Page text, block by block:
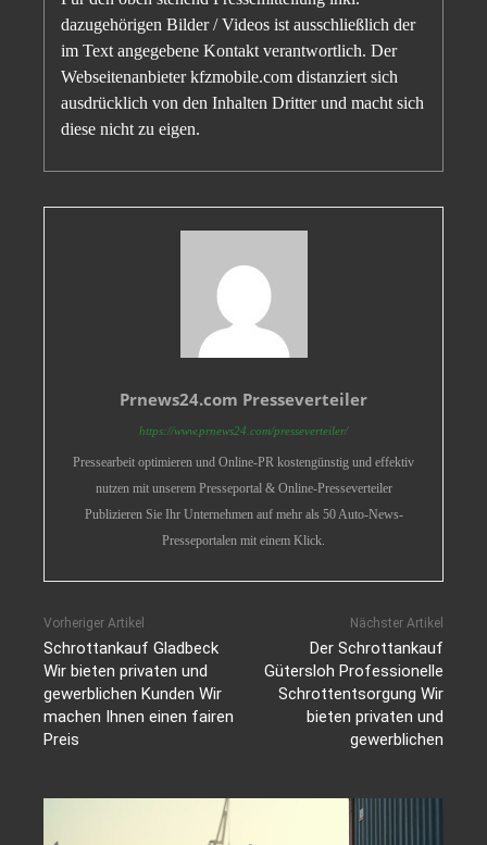
dazugehörigen Bilder / Videos ist ausschließlich der
im Text angegebene Kontakt verantwortlich. Der
Webseitenanbieter kfzmobile.com distanziert sich
ausdrücklich von den Inhalten Dritter und macht sich
diese nicht zu eigen.
Prnews24.com Presseverteiler
https://www.prnews24.com/presseverteiler/
Pressearbeit optimieren und Online-PR kostengünstig und effektiv
nutzen mit unserem Presseportal & Online-Presseverteiler
Publizieren Sie Ihr Unternehmen auf mehr als 50 Auto-News-
Presseportalen mit einem Klick.
Vorheriger Artikel
Schrottankauf Gladbeck
Wir bieten privaten und
gewerblichen Kunden Wir
machen Ihnen einen fairen
Preis
Nächster Artikel
Der Schrottankauf
Gütersloh Professionelle
Schrottentsorgung Wir
bieten privaten und
gewerblichen